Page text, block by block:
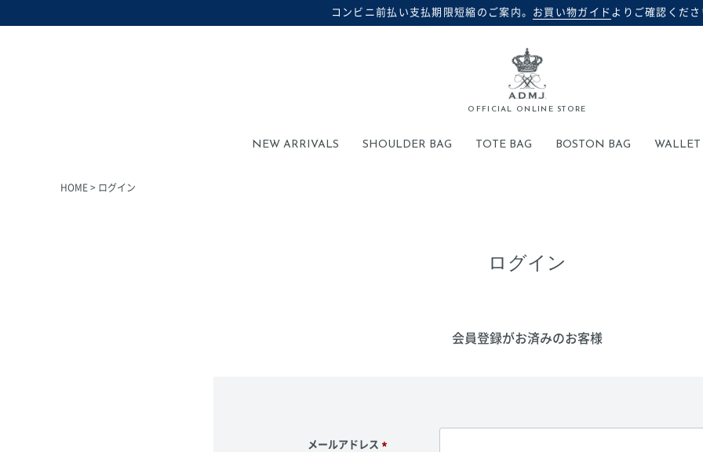
コンビニ前払い支払期限短縮のご案内。 お買い物ガイド よりご確認くださ
OFFICIAL ONLINE STORE
在庫なし商品
検索
NEW ARRIVALS SHOULDER BAG TOTE BAG BOSTON BAG WALLET
HOME ログイン
ログイン
会員登録がお済みのお客様
メールアドレス